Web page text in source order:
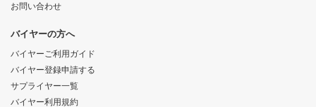
お問い合わせ
バイヤーの方へ
バイヤーご利用ガイド
バイヤー登録申請する
サプライヤー一覧
バイヤー利用規約